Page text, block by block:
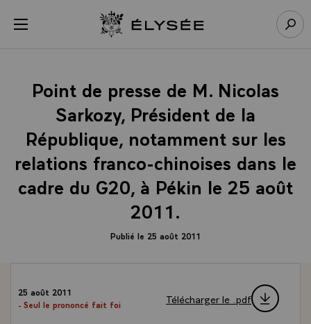
menu Retour à l’accueil Élysée
Point de presse de M. Nicolas
Sarkozy, Président de la
République, notamment sur les
relations franco-chinoises dans le
cadre du G20, à Pékin le 25 août
2011.
Publié le 25 août 2011
25 août 2011
- Seul le prononcé fait foi
Télécharger le .pdf
Panneau de gestion des cookies